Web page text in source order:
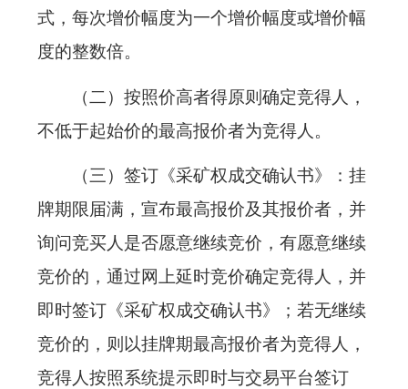
式，每次增价幅度为一个增价幅度或增价幅
度的整数倍。
（二）按照价高者得原则确定竞得人，
不低于起始价的最高报价者为竞得人。
（三）签订《采矿权成交确认书》：挂
牌期限届满，宣布最高报价及其报价者，并
询问竞买人是否愿意继续竞价，有愿意继续
竞价的，通过网上延时竞价确定竞得人，并
即时签订《采矿权成交确认书》；若无继续
竞价的，则以挂牌期最高报价者为竞得人，
竞得人按照系统提示即时与交易平台签订